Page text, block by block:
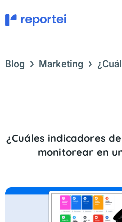
al
contenido
Blog Marketing
¿Cuáles indicadores
monitorear en